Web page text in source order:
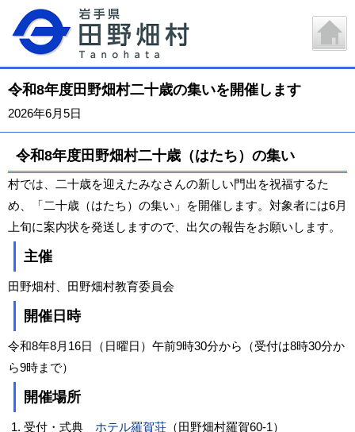
令和8年度田野畑村二十歳の集いを開催します
2026年6月5日
令和8年度田野畑村二十歳（はたち）の集い
村では、二十歳を迎えたみなさんの新しい門出を祝福するた
め、「二十歳（はたち）の集い」を開催します。対象者には6月
上旬に案内状を発送しますので、出欠の報告をお願いします。
主催
田野畑村、田野畑村教育委員会
開催日時
令和8年8月16日（日曜日）午前9時30分から（受付は8時30分か
ら9時まで）
開催場所
受付・式典 ホテル羅賀荘 （田野畑村羅賀60-1）